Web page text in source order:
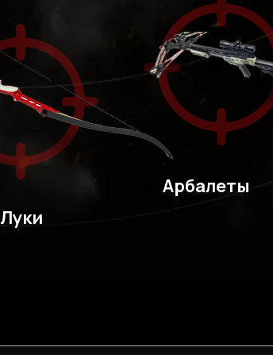
Луки
Арбалеты